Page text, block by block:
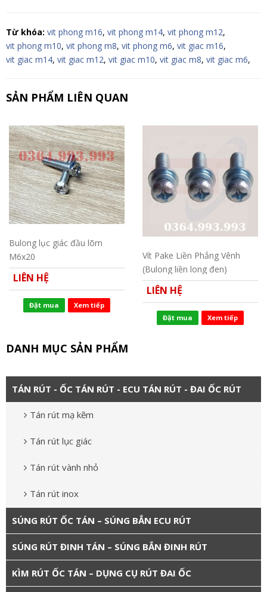
Từ khóa: vit phong m16, vit phong m14, vit phong m12,
vit phong m10, vit phong m8, vit phong m6, vit giac m16,
vit giac m14, vit giac m12, vit giac m10, vit giac m8, vit giac m6,
SẢN PHẨM LIÊN QUAN
Bulong lục giác đầu lõm
M6x20
LIÊN HỆ
Đặt mua Xem tiếp
Vít Pake Liền Phẳng Vênh
(Bulong liền long đen)
LIÊN HỆ
Đặt mua Xem tiếp
DANH MỤC SẢN PHẨM
TÁN RÚT - ỐC TÁN RÚT - ECU TÁN RÚT - ĐAI ỐC RÚT
Tán rút mạ kẽm
Tán rút lục giác
Tán rút vành nhỏ
Tán rút inox
SÚNG RÚT ỐC TÁN – SÚNG BẮN ECU RÚT
SÚNG RÚT ĐINH TÁN – SÚNG BẮN ĐINH RÚT
KÌM RÚT ỐC TÁN – DỤNG CỤ RÚT ĐAI ỐC